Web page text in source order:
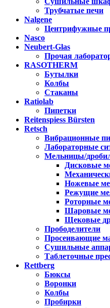
Трубчатые печи
Nalgene
Центрифужные
Nasco
Neubert-Glas
Прочая
RASOTHERM
Бутылки
Колбы
Стаканы
Ratiolab
Пипетки
Reitenspiess Bürsten
Retsch
Вибрационные
Лабораторные
Мельницы/
Дисковые
Ножевые
Режущие
Роторные
Шаровые
Щековые
Прободелители
Просеивающие
Сушильные
Таблеточные
Rettberg
Бюксы
Воронки
Колбы
Пробирки